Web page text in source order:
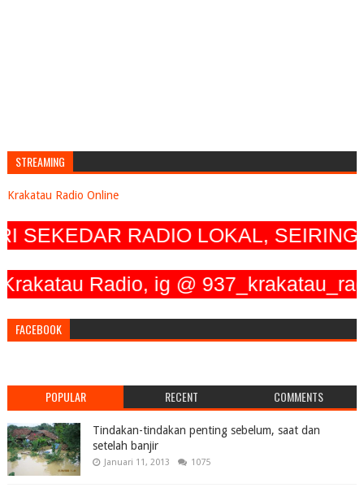
STREAMING
Krakatau Radio Online
RADIO LOKAL, SEIRING
Radio, ig @
FACEBOOK
POPULAR RECENT COMMENTS
Tindakan-tindakan penting sebelum, saat dan
setelah banjir
Januari 11, 2013 1075